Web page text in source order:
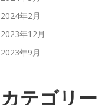
2024年2月
2023年12月
2023年9月
カテゴリー